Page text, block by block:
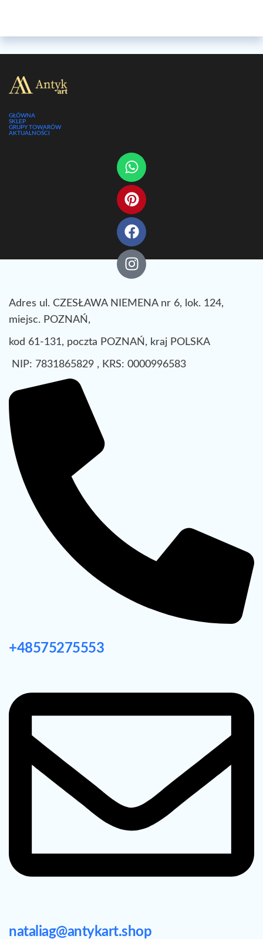
GŁÓWNA
SKLEP
GRUPY TOWARÓW
AKTUALNOŚCI
Adres ul. CZESŁAWA NIEMENA nr 6, lok. 124,
miejsc. POZNAŃ,
kod 61-131, poczta POZNAŃ, kraj POLSKA
NIP: 7831865829 , KRS: 0000996583
+48575275553
nataliag@antykart.shop